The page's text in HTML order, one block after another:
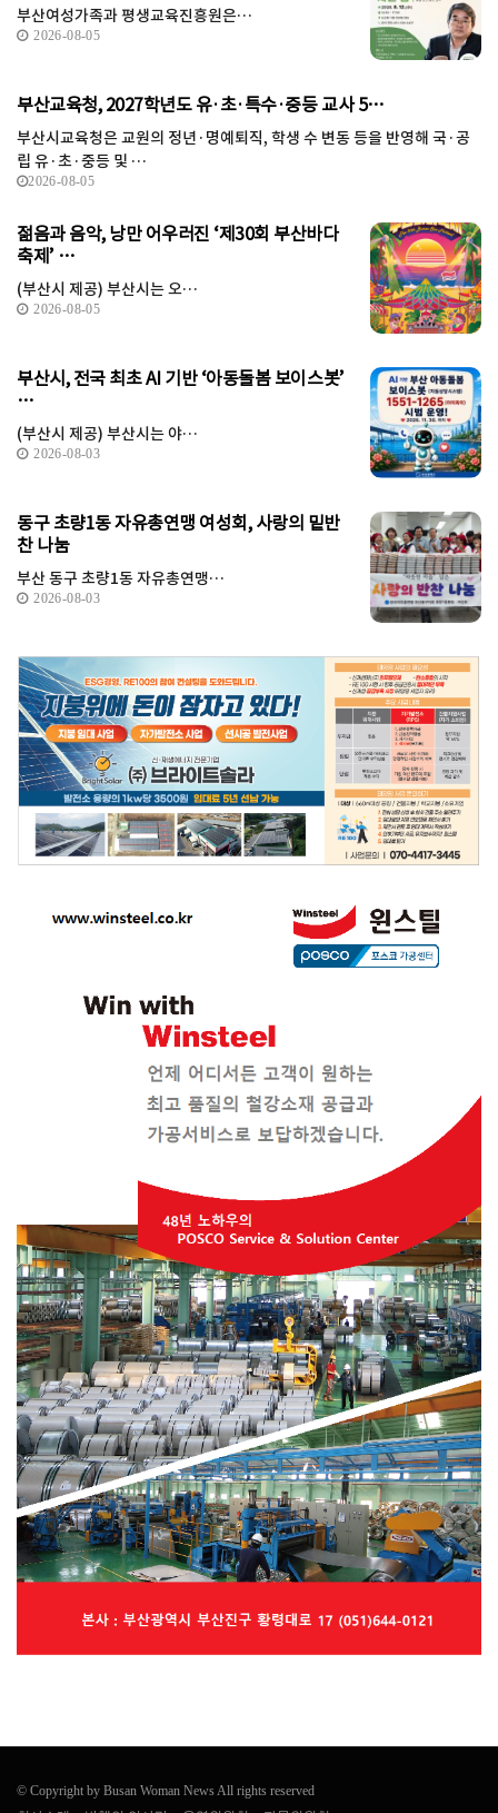
부산여성가족과 평생교육진흥원은…
2026-08-05
부산교육청, 2027학년도 유·초·특수·중등 교사 5…
부산시교육청은 교원의 정년·명예퇴직, 학생 수 변동 등을 반영해 국·공
립 유·초·중등 및 …
2026-08-05
젊음과 음악, 낭만 어우러진 ‘제30회 부산바다
축제’ …
(부산시 제공) 부산시는 오…
2026-08-05
부산시, 전국 최초 AI 기반 ‘아동돌봄 보이스봇’
…
(부산시 제공) 부산시는 야…
2026-08-03
동구 초량1동 자유총연맹 여성회, 사랑의 밑반
찬 나눔
부산 동구 초량1동 자유총연맹…
2026-08-03
© Copyright by Busan Woman News All rights reserved